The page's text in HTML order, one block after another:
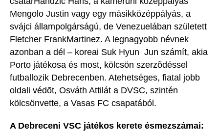
Mengolo Justin vagy egy másikközéppályás, a
svájci állampolgárságú, de Venezuelában született
Fletcher FrankMartinez. A legnagyobb névnek
azonban a dél – koreai Suk Hyun  Jun számít, akia
Porto játékosa és most, kölcsön szerzõdéssel
futballozik Debrecenben. Atehetséges, fiatal jobb
oldali védõt, Osváth Attilát a DVSC, szintén
kölcsönvette, a Vasas FC csapatából.
A Debreceni VSC játékos kerete ésmezszámai: